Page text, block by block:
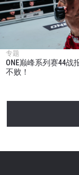
专题
ONE巅峰系列赛44战
不败！